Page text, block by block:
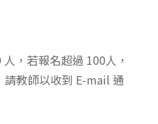
，若報名超過 100人，
教師以收到 E-mail 通